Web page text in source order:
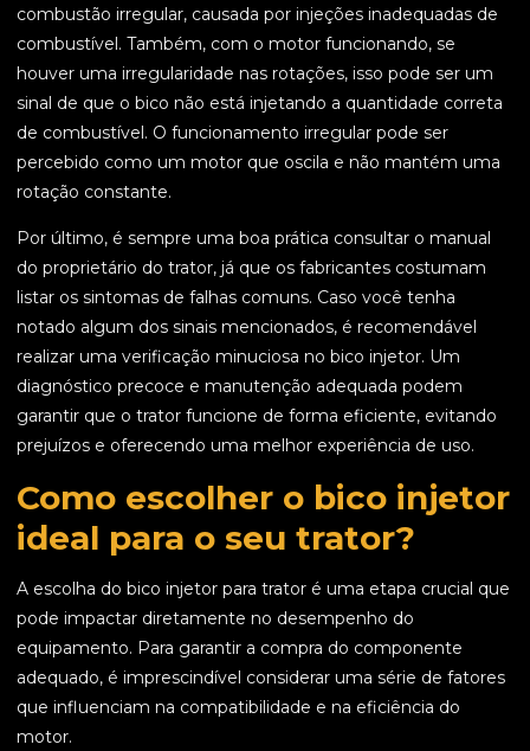
combustão irregular, causada por injeções inadequadas de
combustível. Também, com o motor funcionando, se
houver uma irregularidade nas rotações, isso pode ser um
sinal de que o bico não está injetando a quantidade correta
de combustível. O funcionamento irregular pode ser
percebido como um motor que oscila e não mantém uma
rotação constante.
Por último, é sempre uma boa prática consultar o manual
do proprietário do trator, já que os fabricantes costumam
listar os sintomas de falhas comuns. Caso você tenha
notado algum dos sinais mencionados, é recomendável
realizar uma verificação minuciosa no bico injetor. Um
diagnóstico precoce e manutenção adequada podem
garantir que o trator funcione de forma eficiente, evitando
prejuízos e oferecendo uma melhor experiência de uso.
Como escolher o bico injetor
ideal para o seu trator?
A escolha do bico injetor para trator é uma etapa crucial que
pode impactar diretamente no desempenho do
equipamento. Para garantir a compra do componente
adequado, é imprescindível considerar uma série de fatores
que influenciam na compatibilidade e na eficiência do
motor.